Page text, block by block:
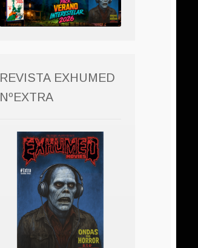
REVISTA EXHUMED
NºEXTRA